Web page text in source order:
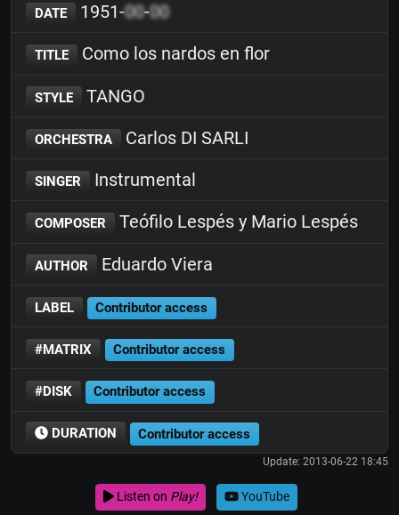
DATE 1951-00-00
TITLE Como los nardos en flor
STYLE TANGO
ORCHESTRA Carlos DI SARLI
SINGER Instrumental
COMPOSER Teófilo Lespés y Mario Lespés
AUTHOR Eduardo Viera
LABEL Contributor access
#MATRIX Contributor access
#DISK Contributor access
DURATION Contributor access
Update: 2013-06-22 18:45
Listen on Play! YouTube